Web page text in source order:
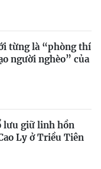
từng là “phòng thí
người nghèo” của
lưu giữ linh hồn
Ly ở Triều Tiên